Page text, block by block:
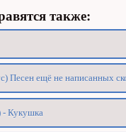
также:
Песен ещё не написанных
- Кукушка